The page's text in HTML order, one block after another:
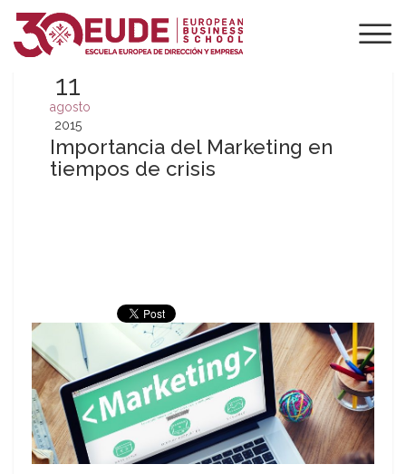
11
agosto
2015
Importancia del Marketing en
tiempos de crisis